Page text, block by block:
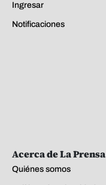
Ingresar
Notificaciones
Acerca de La Prensa
Quiénes somos